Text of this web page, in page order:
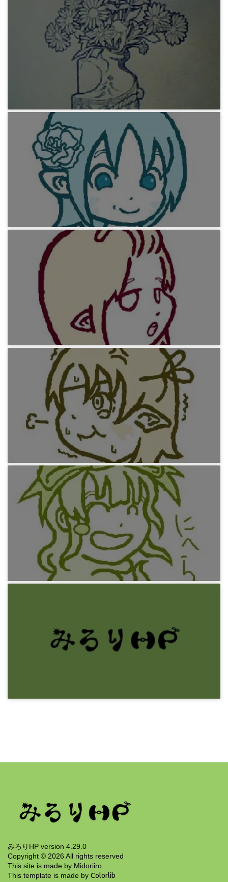
紙とペンとお絵かき教室
13年前
みろりHP
知り合いを思い出してペイントでかいてみよう
6(M)(L)
13年前
みろりHP
知り合いを思い出してペイントでかいてみよう
7(L)
13年前
みろりHP
知り合いを思い出してペイントでかいてみよう
4(L)
13年前
知り合いを思い出してペイントでかいてみよう3
13年前
みろりHP version 4.29.0
Copyright © 2026 All rights reserved
This site is made by Midoriiro
This template is made by Colorlib